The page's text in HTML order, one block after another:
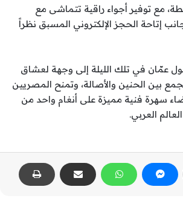
مع توفير أجواء راقية تتماشى مع
إتاحة الحجز الإلكتروني المسبق نظراً
عمّان في تلك الليلة إلى وجهة لعشاق
بين الحنين والأصالة، وتمنح المصريين
سهرة فنية مميزة على أنغام واحد من
العربي.